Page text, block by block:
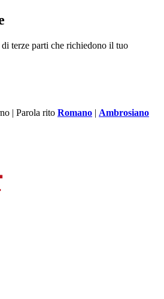
terze parti che richiedono il tuo
| Parola rito Romano | Ambrosiano